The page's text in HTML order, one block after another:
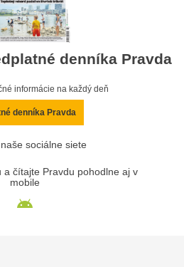
denníka Pravda
informácie na každý deň
denníka Pravda
sociálne siete
a čítajte Pravdu pohodlne aj v
mobile